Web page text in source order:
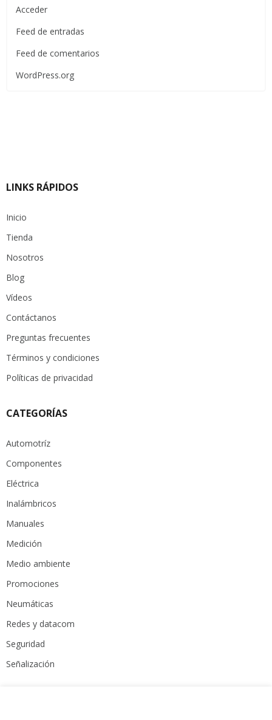
Acceder
Feed de entradas
Feed de comentarios
WordPress.org
LINKS RÁPIDOS
Inicio
Tienda
Nosotros
Blog
Vídeos
Contáctanos
Preguntas frecuentes
Términos y condiciones
Políticas de privacidad
CATEGORÍAS
Automotríz
Componentes
Eléctrica
Inalámbricos
Manuales
Medición
Medio ambiente
Promociones
Neumáticas
Redes y datacom
Seguridad
Señalización